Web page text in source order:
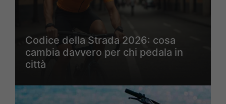
Codice della Strada 2026: cosa
cambia davvero per chi pedala in
città